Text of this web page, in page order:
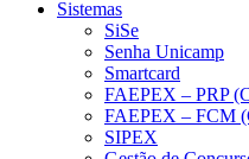
Sistemas
SiSe
Senha Unicamp
Smartcard
FAEPEX – PRP
FAEPEX – FCM
SIPEX